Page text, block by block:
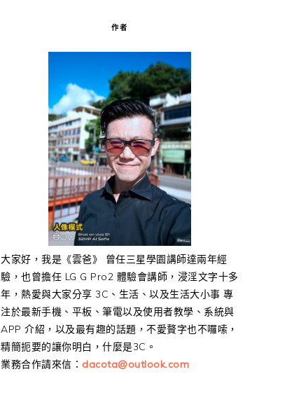
作者
大家好，我是《雲爸》 曾任三星學園講師達兩年經
驗，也曾擔任 LG G Pro2 體驗會講師，浸淫文字十多
年，熱愛與大家分享 3C、生活、以及生活大小事 專
注於最新手機、平板、筆電以及使用者教學、系統與
APP 介紹，以及最有趣的話題，不愛贅字也不囉嗦，
精簡扼要的讓你明白，什麼是3C。
業務合作請來信： dacota@outlook.com